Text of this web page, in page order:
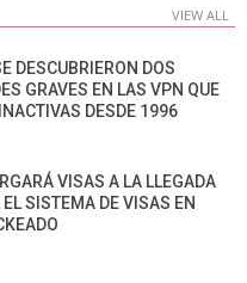
VIEW ALL
DESCUBRIERON DOS
GRAVES EN LAS VPN QUE
DESDE 1996
VISAS A LA LLEGADA
EL SISTEMA DE VISAS EN